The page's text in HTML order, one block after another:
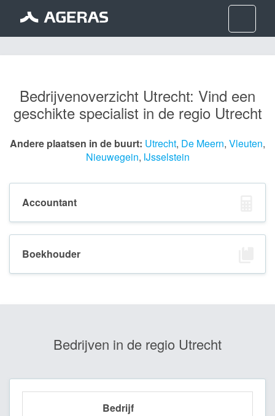
Bedrijvenoverzicht Utrecht: Vind een
geschikte specialist in de regio Utrecht
Andere plaatsen in de buurt: Utrecht, De Meern, Vleuten,
Nieuwegein, IJsselstein
Accountant
Boekhouder
Bedrijven in de regio Utrecht
Bedrijf